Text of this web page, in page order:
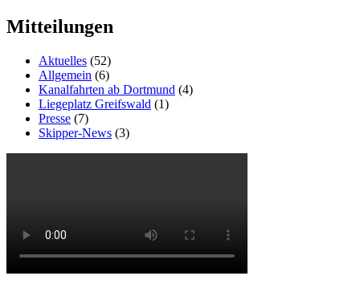
Mitteilungen
Aktuelles (52)
Allgemein (6)
Kanalfahrten ab Dortmund (4)
Liegeplatz Greifswald (1)
Presse (7)
Skipper-News (3)